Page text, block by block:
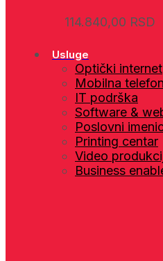
114.840,00 RSD
Usluge
Optički internet
Mobilna
IT podrška
Software &
Poslovni
Printing centar
Video
Business